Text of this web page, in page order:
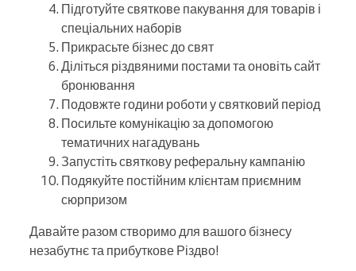
Підготуйте святкове пакування для товарів і
спеціальних наборів
Прикрасьте бізнес до свят
Діліться різдвяними постами та оновіть сайт
бронювання
Подовжте години роботи у святковий період
Посильте комунікацію за допомогою
тематичних нагадувань
Запустіть святкову реферальну кампанію
Подякуйте постійним клієнтам приємним
сюрпризом
Давайте разом створимо для вашого бізнесу
незабутнє та прибуткове Різдво!